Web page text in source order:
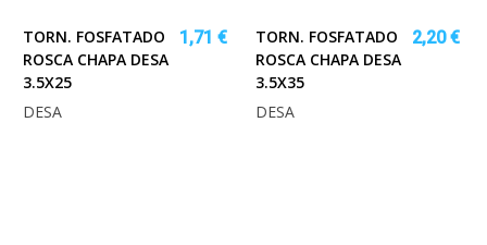
TORN. FOSFATADO
ROSCA CHAPA DESA
3.5X25
1,71 €
DESA
TORN. FOSFATADO
ROSCA CHAPA DESA
3.5X35
2,20 €
DESA